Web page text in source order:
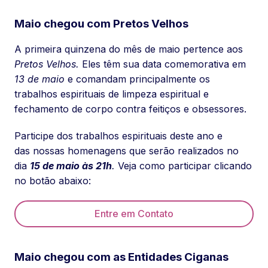
Maio chegou com Pretos Velhos
A primeira quinzena do mês de maio pertence aos
Pretos Velhos. Eles têm sua data comemorativa em
13 de maio e comandam principalmente os
trabalhos espirituais de limpeza espiritual e
fechamento de corpo contra feitiços e obsessores.
Participe dos trabalhos espirituais deste ano e
das nossas homenagens que serão realizados no
dia 15 de maio às 21h. Veja como participar clicando
no botão abaixo:
Entre em Contato
Maio chegou com as Entidades Ciganas